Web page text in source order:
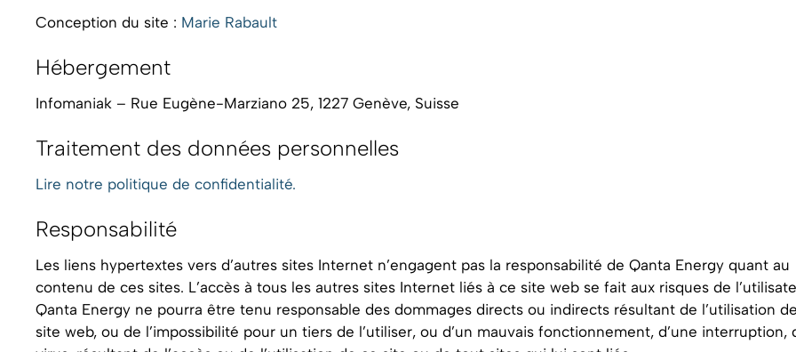
Conception du site : Marie Rabault
Hébergement
Infomaniak – Rue Eugène-Marziano 25, 1227 Genève, Suisse
Traitement des données personnelles
Lire notre politique de confidentialité.
Responsabilité
Les liens hypertextes vers d’autres sites Internet n’engagent pas la responsabilité de Qanta Energy quant au
contenu de ces sites. L’accès à tous les autres sites Internet liés à ce site web se fait aux risques de
Qanta Energy ne pourra être tenu responsable des dommages directs ou indirects résultant de l’utilisation
site web, ou de l’impossibilité pour un tiers de l’utiliser, ou d’un mauvais fonctionnement, d’une interruption,